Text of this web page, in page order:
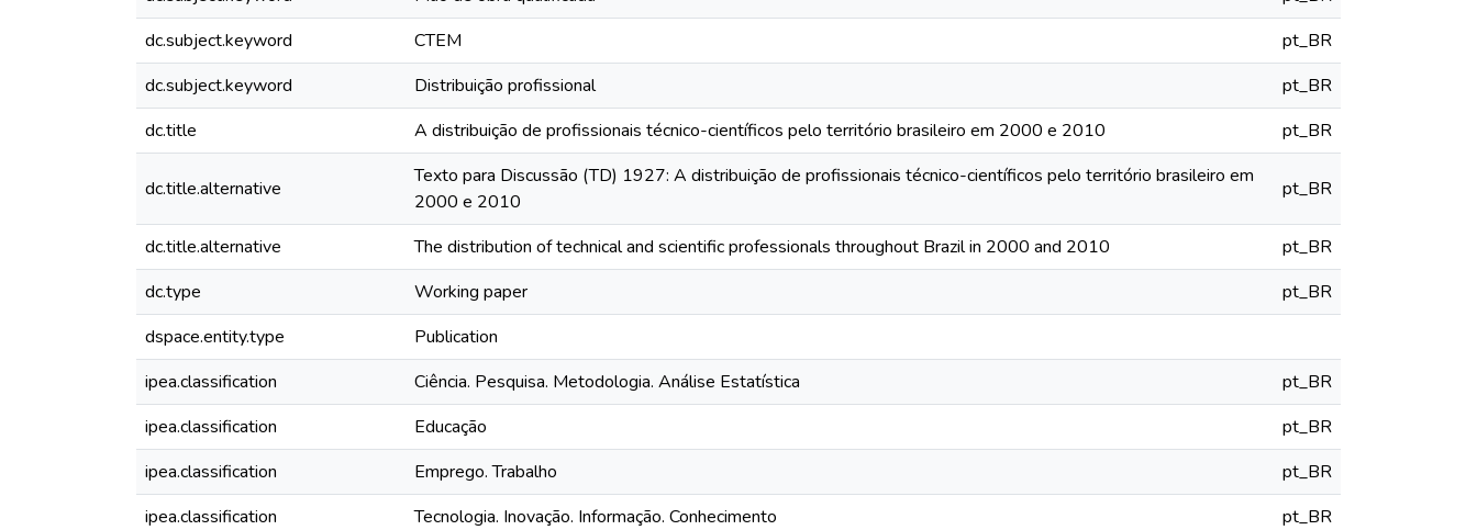
dc.subject.keyword
CTEM
pt_BR
dc.subject.keyword
Distribuição profissional
pt_BR
dc.title
A distribuição de profissionais técnico-científicos pelo território brasileiro em 2000 e 2010 pt_BR
dc.title.alternative
Texto para Discussão (TD) 1927: A distribuição de profissionais técnico-científicos pelo território brasileiro em
2000 e 2010
pt_BR
dc.title.alternative The distribution of technical and scientific professionals throughout Brazil in 2000 and 2010
pt_BR
dc.type
Working paper
pt_BR
dspace.entity.type
Publication
ipea.classification
Ciência. Pesquisa. Metodologia. Análise Estatística
pt_BR
ipea.classification
Educação
pt_BR
ipea.classification
Emprego. Trabalho
pt_BR
ipea.classification
Tecnologia. Inovação. Informação. Conhecimento pt_BR